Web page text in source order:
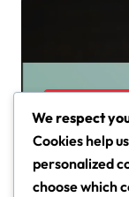
Ana
We respect
Cookies help
personalized
choose which